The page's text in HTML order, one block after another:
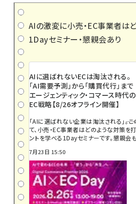
AIの激変に小売・EC事業者は
1Dayセミナー・懇親会あり
AIに選ばれないECは淘汰される。
「AI需要予測」から「購買代行」まで
エージェンティック・コマース時代の
EC戦略【8/26オフライン開催】
「AIに選ばれない企業は淘汰される」――
て、小売・EC事業者はどのような対策を
ントを学べる1Dayセミナーです。懇親会
7月23日 15:50